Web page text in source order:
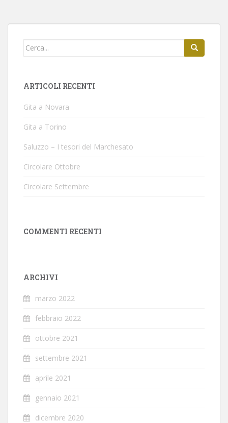
Cerca per:
ARTICOLI RECENTI
Gita a Novara
Gita a Torino
Saluzzo – I tesori del Marchesato
Circolare Ottobre
Circolare Settembre
COMMENTI RECENTI
ARCHIVI
marzo 2022
febbraio 2022
ottobre 2021
settembre 2021
aprile 2021
gennaio 2021
dicembre 2020